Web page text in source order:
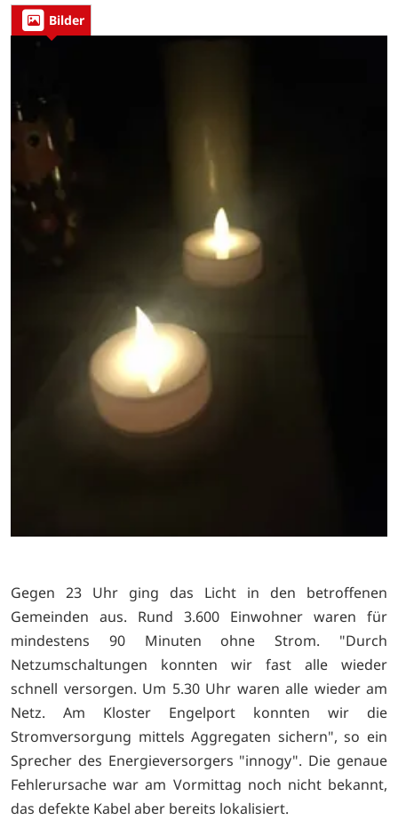
Bilder
Gegen 23 Uhr ging das Licht in den betroffenen
Gemeinden aus. Rund 3.600 Einwohner waren für
mindestens 90 Minuten ohne Strom. "Durch
Netzumschaltungen konnten wir fast alle wieder
schnell versorgen. Um 5.30 Uhr waren alle wieder am
Netz. Am Kloster Engelport konnten wir die
Stromversorgung mittels Aggregaten sichern", so ein
Sprecher des Energieversorgers "innogy". Die genaue
Fehlerursache war am Vormittag noch nicht bekannt,
das defekte Kabel aber bereits lokalisiert.